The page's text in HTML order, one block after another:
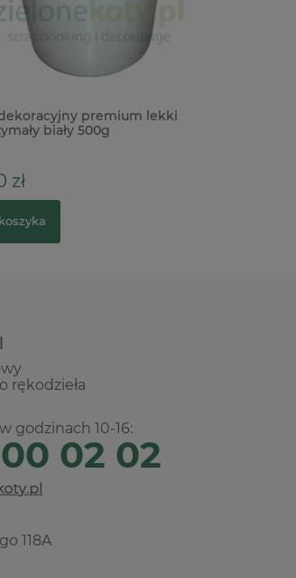
premium lekki
biały 500g
zł
rękodzieła
godzinach 10-16:
02 02
118A